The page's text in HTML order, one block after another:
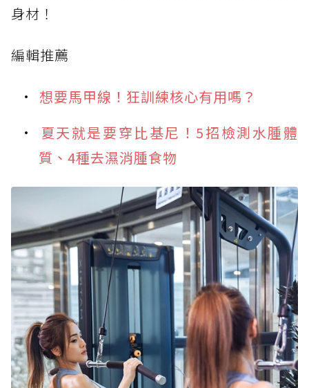
身材！
編輯推薦
想要馬甲線！狂訓練核心有用嗎？
夏天就是要穿比基尼！5招檢測水腫體
質、4種去濕消腫食物